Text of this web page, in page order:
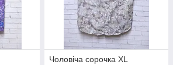
Чоловіча сорочка XL